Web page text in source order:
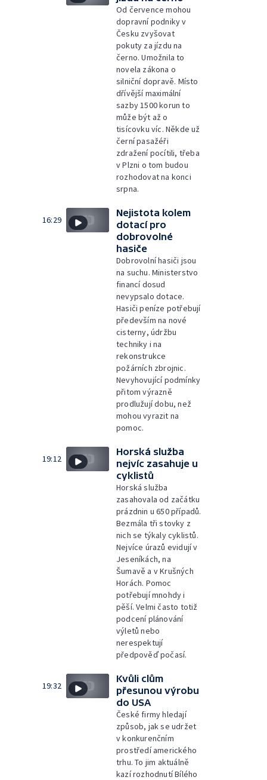
Od července mohou
dopravní podniky v
Česku zvyšovat
pokuty za jízdu na
černo. Umožnila to
novela zákona o
silniční dopravě. Místo
dřívější maximální
sazby 1500 korun to
může být až o
tisícovku víc. Někde už
černí pasažéři
zdražení pocítili, třeba
v Plzni o tom budou
rozhodovat na konci
srpna.
16:29
Nejistota kolem
dotací pro
dobrovolné
hasiče
Dobrovolní hasiči jsou
na suchu. Ministerstvo
financí dosud
nevypsalo dotace.
Hasiči peníze potřebují
především na nové
cisterny, údržbu
techniky i na
rekonstrukce
požárních zbrojnic.
Nevyhovující podmínky
přitom výrazně
prodlužují dobu, než
mohou vyrazit na
pomoc.
19:12
Horská služba
nejvíc zasahuje u
cyklistů
Horská služba
zasahovala od začátku
prázdnin u 650 případů.
Bezmála tři stovky z
nich se týkaly cyklistů.
Nejvíce úrazů evidují v
Jeseníkách, na
Šumavě a v Krušných
Horách. Pomoc
potřebují mnohdy i
pěší. Velmi často totiž
podcení plánování
výletů nebo
nerespektují
předpověď počasí.
19:32
Kvůli clům
přesunou výrobu
do USA
České firmy hledají
způsob, jak se udržet
v konkurenčním
prostředí amerického
trhu. To jim aktuálně
kazí rozhodnutí Bílého